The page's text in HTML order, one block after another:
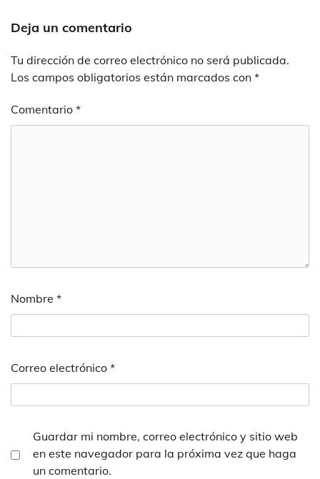
Deja un comentario
Tu dirección de correo electrónico no será publicada.
Los campos obligatorios están marcados con *
Comentario *
Nombre *
Correo electrónico *
Guardar mi nombre, correo electrónico y sitio web
en este navegador para la próxima vez que haga
un comentario.